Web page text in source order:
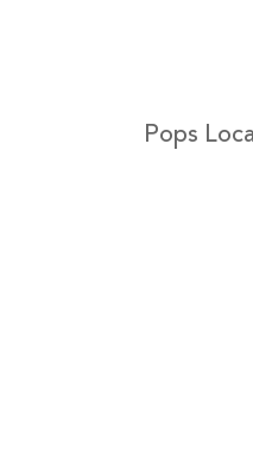
Pops